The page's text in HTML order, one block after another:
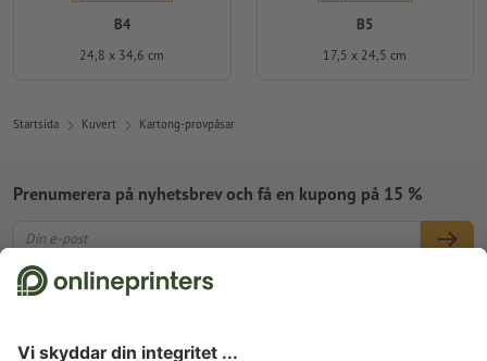
B4
24,8 x 34,6 cm
B5
17,5 x 24,5 cm
Startsida Kuvert Kartong-provpåsar
Om oss
Företag
Service
Prenumerera på nyhetsbrev och få en kupong på 15 %